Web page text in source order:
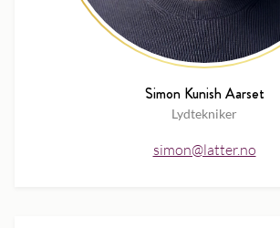
Simon Kunish Aarset
Lydtekniker
simon@latter.no